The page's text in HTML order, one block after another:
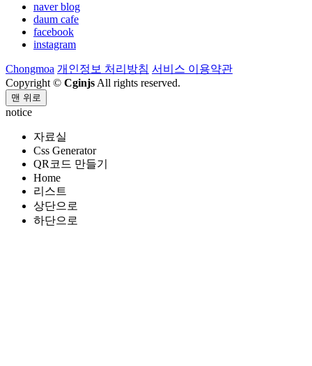
naver blog
daum cafe
facebook
instagram
Chongmoa 개인정보 처리방침 서비스 이용약관
Copyright © CginjsAll rights reserved.
맨 위로
notice
자료실
Css Generator
QR코드 만들기
Home
리스트
상단으로
하단으로